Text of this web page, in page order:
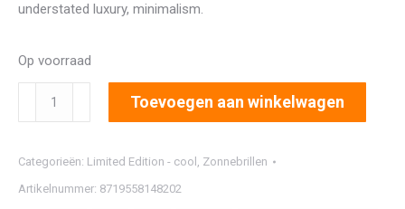
understated luxury, minimalism.
Op voorraad
aantal
Toevoegen aan winkelwagen
Categorieën: Limited Edition - cool , Zonnebrillen
Artikelnummer: 8719558148202